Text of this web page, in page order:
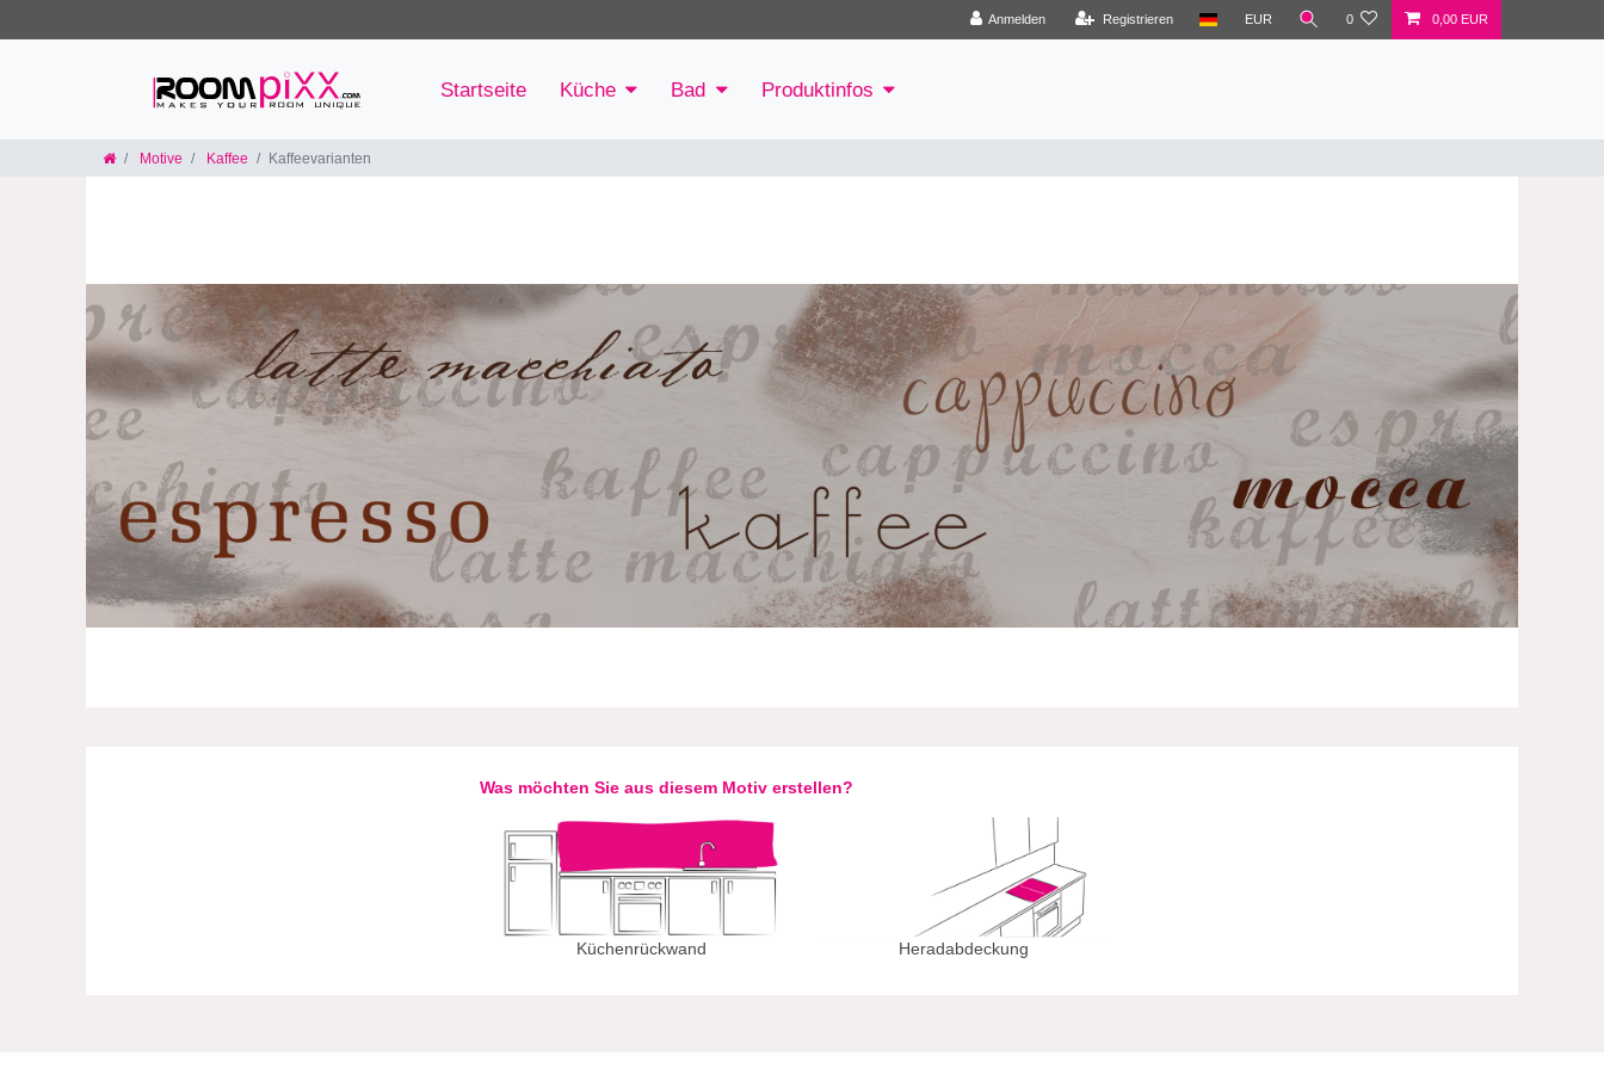
Anmelden Registrieren EUR 0 0,00 EUR
Startseite Küche Bad Produktinfos
Motive Kaffee Kaffeevarianten
Was möchten Sie aus diesem Motiv erstellen?
Küchenrückwand Heradabdeckung